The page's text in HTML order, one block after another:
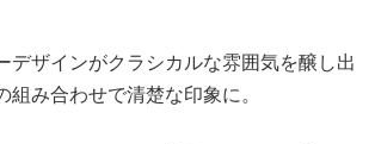
デザインがクラシカルな雰囲気を醸し出
組み合わせで清楚な印象に。